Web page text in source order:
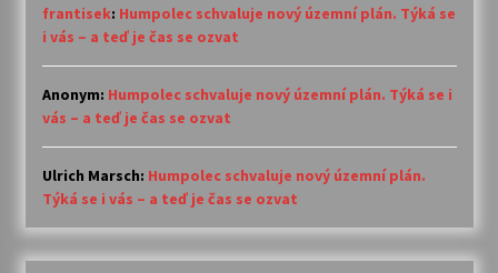
frantisek: Humpolec schvaluje nový územní plán. Týká se
i vás – a teď je čas se ozvat
Anonym: Humpolec schvaluje nový územní plán. Týká se i
vás – a teď je čas se ozvat
Ulrich Marsch: Humpolec schvaluje nový územní plán.
Týká se i vás – a teď je čas se ozvat